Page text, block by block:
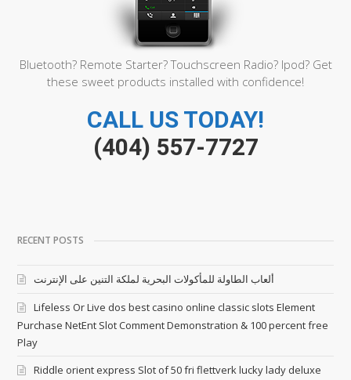
Put
Bluetooth? Remote Starter? Touchscreen Radio? Ipod? Get
these sweet products installed with confidence!
CALL US TODAY!
(404) 557-7727
RECENT POSTS
ألعاب الطاولة للمأكولات البحرية لملكة التنين على الإنترنت
Lifeless Or Live dos best casino online classic slots Element
Purchase NetEnt Slot Comment Demonstration & 100 percent free
Play
Riddle orient express Slot of 50 fri flettverk lucky lady deluxe